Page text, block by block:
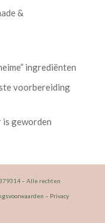
&
ingrediënten
voorbereiding
is geworden
– Alle rechten
– Privacy